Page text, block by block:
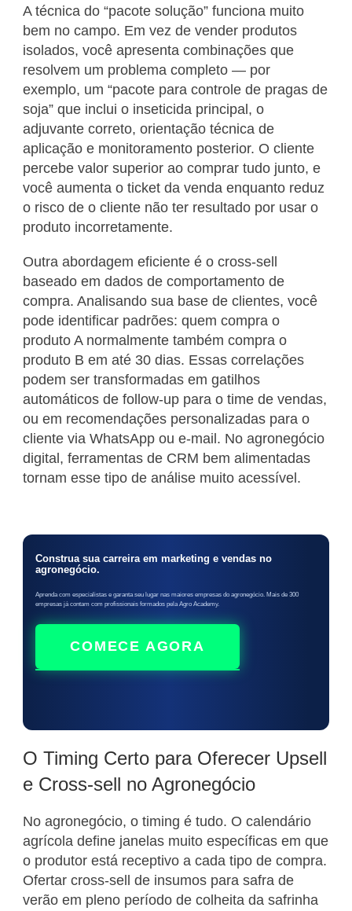
A técnica do “pacote solução” funciona muito
bem no campo. Em vez de vender produtos
isolados, você apresenta combinações que
resolvem um problema completo — por
exemplo, um “pacote para controle de pragas de
soja” que inclui o inseticida principal, o
adjuvante correto, orientação técnica de
aplicação e monitoramento posterior. O cliente
percebe valor superior ao comprar tudo junto, e
você aumenta o ticket da venda enquanto reduz
o risco de o cliente não ter resultado por usar o
produto incorretamente.
Outra abordagem eficiente é o cross-sell
baseado em dados de comportamento de
compra. Analisando sua base de clientes, você
pode identificar padrões: quem compra o
produto A normalmente também compra o
produto B em até 30 dias. Essas correlações
podem ser transformadas em gatilhos
automáticos de follow-up para o time de vendas,
ou em recomendações personalizadas para o
cliente via WhatsApp ou e-mail. No agronegócio
digital, ferramentas de CRM bem alimentadas
tornam esse tipo de análise muito acessível.
Construa sua carreira em marketing e vendas no
agronegócio.
Aprenda com especialistas e garanta seu lugar nas maiores empresas do agronegócio. Mais de 300
empresas já contam com profissionais formados pela Agro Academy.
COMECE AGORA
O Timing Certo para Oferecer Upsell
e Cross-sell no Agronegócio
No agronegócio, o timing é tudo. O calendário
agrícola define janelas muito específicas em que
o produtor está receptivo a cada tipo de compra.
Ofertar cross-sell de insumos para safra de
verão em pleno período de colheita da safrinha